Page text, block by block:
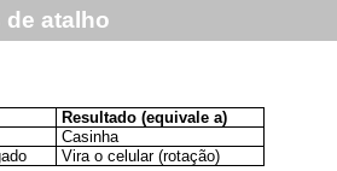
de atalho
Resultado (equivale a)
Casinha
Vira o celular (rotação)